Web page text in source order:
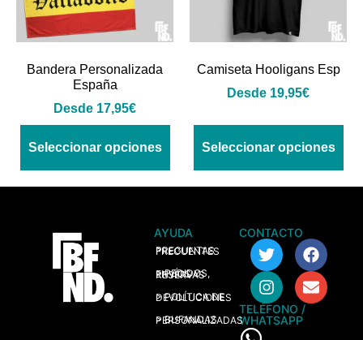
Bandera Personalizada
España
Desde 17,95€
Seleccionar opciones
Camiseta Hooligans Esp
Desde 19,95€
Seleccionar opciones
AYUDA
> PREGUNTAS FRECUENTES
> PEDIDOS, ENVÍOS Y RESERVAS
> POLÍTICA DE DEVOLUCIONES
> BUFANDAS PERSONALIZADAS
CONTACTO
TELÉFONO /
WHATSAPP